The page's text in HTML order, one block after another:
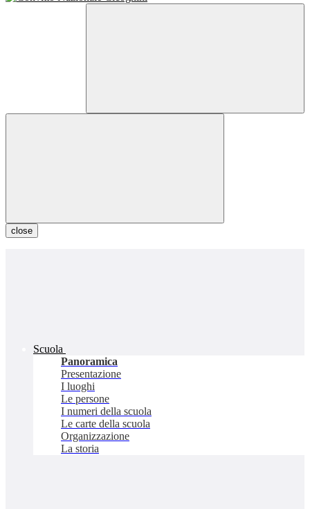
close
Scuola
Panoramica
Presentazione
I luoghi
Le persone
I numeri della scuola
Le carte della scuola
Organizzazione
La storia